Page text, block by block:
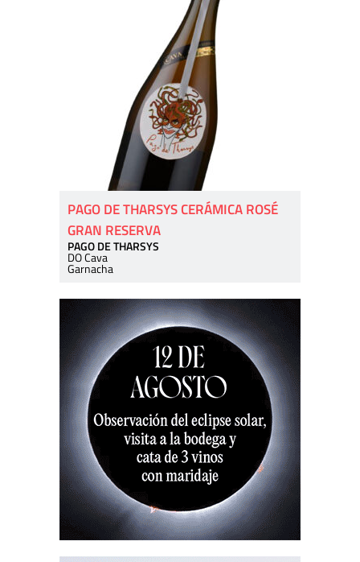
PAGO DE THARSYS CERÁMICA ROSÉ
GRAN RESERVA
PAGO DE THARSYS
DO Cava
Garnacha